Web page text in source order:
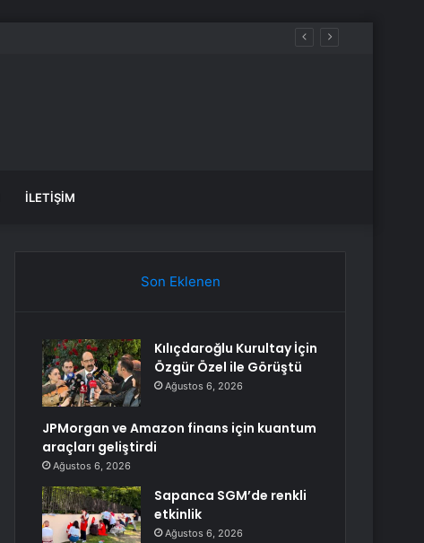
İLETIŞIM
Son Eklenen
Kılıçdaroğlu Kurultay İçin
Özgür Özel ile Görüştü
Ağustos 6, 2026
JPMorgan ve Amazon finans için kuantum
araçları geliştirdi
Ağustos 6, 2026
Sapanca SGM’de renkli
etkinlik
Ağustos 6, 2026